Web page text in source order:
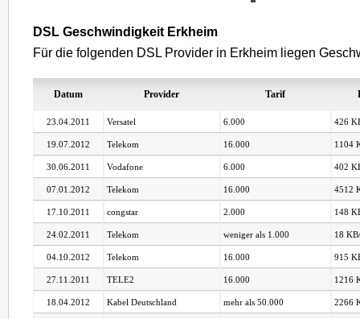
DSL Geschwindigkeit Erkheim
Für die folgenden DSL Provider in Erkheim liegen
Datum Provider Tarif
23.04.2011 Versatel 6.000 426
19.07.2012 Telekom 16.000 1104
30.06.2011 Vodafone 6.000 402
07.01.2012 Telekom 16.000 4512
17.10.2011 congstar 2.000 148
24.02.2011 Telekom weniger als 1.000 18
04.10.2012 Telekom 16.000 915
27.11.2011 TELE2 16.000 1216
18.04.2012 Kabel Deutschland mehr als 50.000 2266